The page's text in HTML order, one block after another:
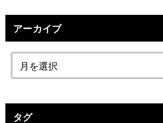
アーカイブ
タグ